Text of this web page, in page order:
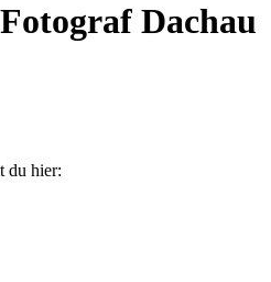
Fotograf Dachau
du hier: